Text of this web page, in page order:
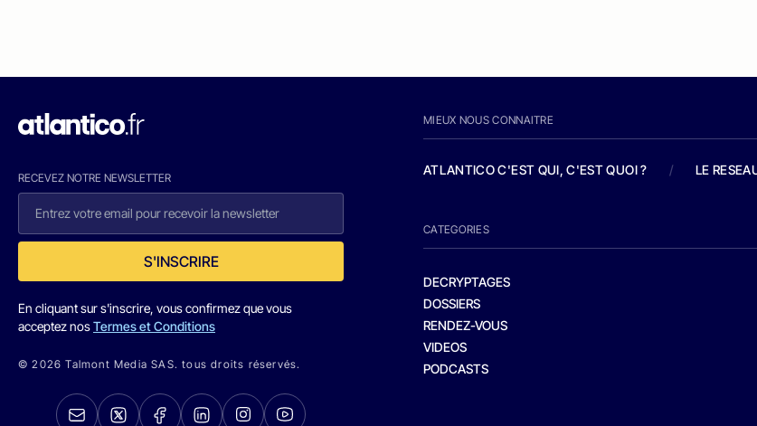
RECEVEZ NOTRE NEWSLETTER
S'INSCRIRE
En cliquant sur s'inscrire, vous confirmez que vous
acceptez nosTermes et Conditions
© 2026 Talmont Media SAS. tous droits réservés.
MIEUX NOUS CONNAITRE
ATLANTICO C'EST QUI, C'EST QUOI ? / LE
CATEGORIES
DECRYPTAGES
DOSSIERS
RENDEZ-VOUS
VIDEOS
PODCASTS